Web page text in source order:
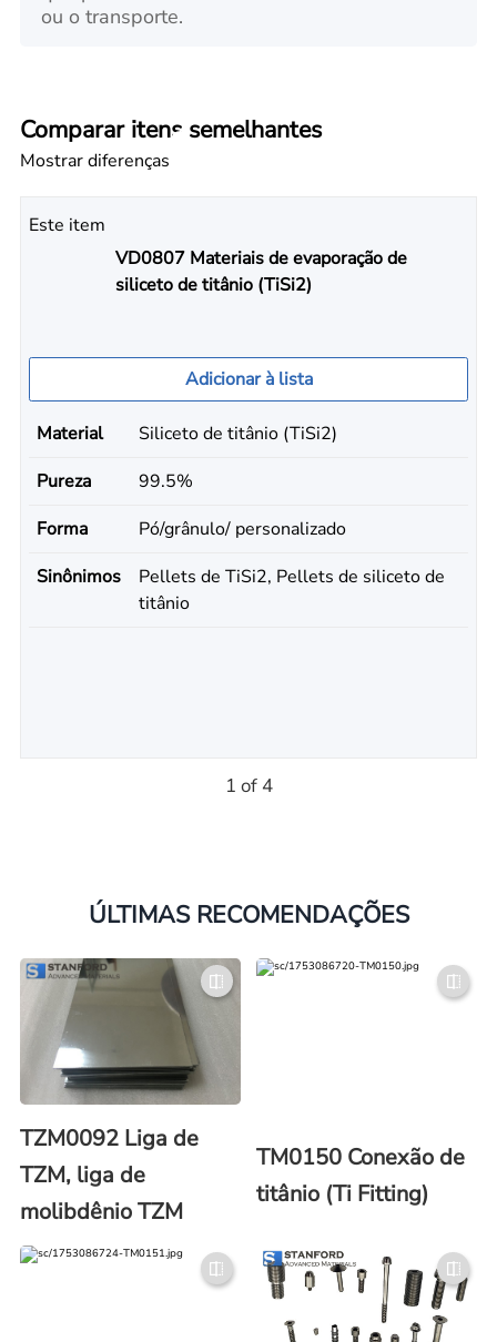
ou o transporte.
Comparar itens semelhantes
Mostrar diferenças
Este item
VD0807 Materiais de evaporação de
siliceto de titânio (TiSi2)
Adicionar à lista
Material
Siliceto de titânio (TiSi2)
Pureza
99.5%
Forma
Pó/grânulo/ personalizado
Sinônimos
Pellets de TiSi2, Pellets de siliceto de
titânio
1 of 4
ÚLTIMAS RECOMENDAÇÕES
TZM0092 Liga de
TZM, liga de
molibdênio TZM
TM0150 Conexão de
titânio (Ti Fitting)